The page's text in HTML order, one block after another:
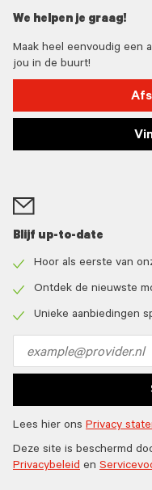
We helpen je graag!
Maak heel eenvoudig een
jou in de buurt!
Blijf up-to-date
icon
Hoor als eerste van
icon
Ontdek de nieuwste
Unieke aanbiedingen
address
Lees hier ons Privacy
Deze site is beschermd
Privacybeleid en